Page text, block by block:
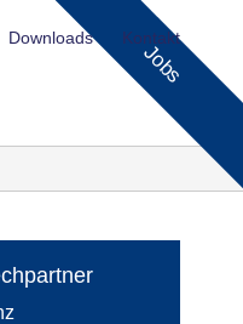
Jobs
Downloads Kontakt